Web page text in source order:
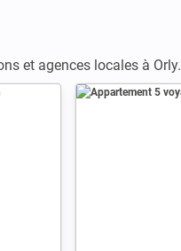
et agences locales à Orly.